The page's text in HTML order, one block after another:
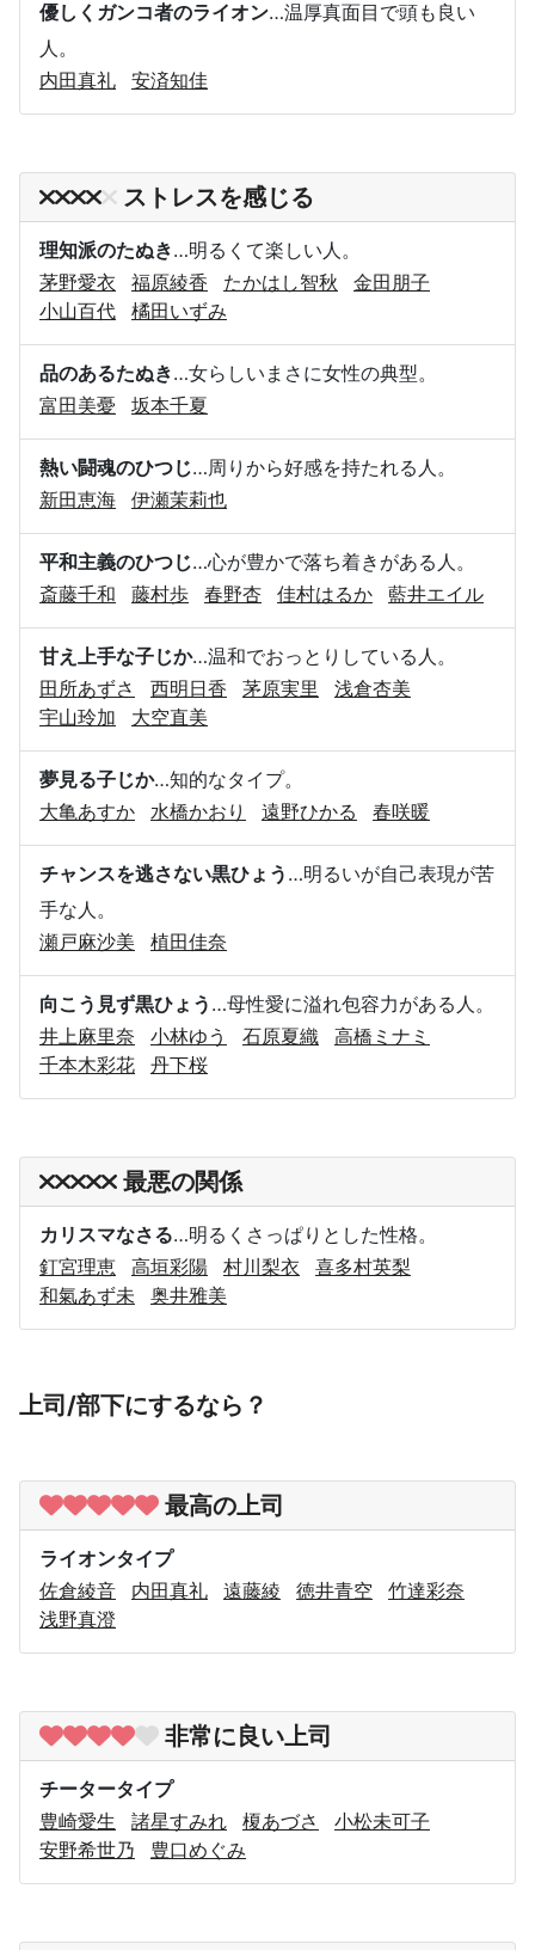
優しくガンコ者のライオン…温厚真面目で頭も良い
人。
内田真礼
安済知佳
ストレスを感じる
理知派のたぬき…明るくて楽しい人。
茅野愛衣
福原綾香 たかはし智秋
金田朋子
小山百代
橘田いずみ
品のあるたぬき…女らしいまさに女性の典型。
富田美憂
坂本千夏
熱い闘魂のひつじ…周りから好感を持たれる人。
新田恵海
伊瀬茉莉也
平和主義のひつじ…心が豊かで落ち着きがある人。
斎藤千和
藤村歩 春野杏 佳村はるか 藍井エイル
甘え上手な子じか…温和でおっとりしている人。
田所あずさ
西明日香 茅原実里
浅倉杏美
宇山玲加
大空直美
夢見る子じか…知的なタイプ。
大亀あすか
水橋かおり 遠野ひかる 春咲暖
チャンスを逃さない黒ひょう …明るいが自己表現が苦
手な人。
瀬戸麻沙美
植田佳奈
向こう見ず黒ひょう …母性愛に溢れ包容力がある人。
井上麻里奈
小林ゆう 石原夏織
高橋ミナミ
千本木彩花
丹下桜
最悪の関係
カリスマなさる…明るくさっぱりとした性格。
釘宮理恵
高垣彩陽 村川梨衣
喜多村英梨
和氣あず未
奥井雅美
上司/部下にするなら？
最高の上司
ライオンタイプ
佐倉綾音
内田真礼 遠藤綾 徳井青空
竹達彩奈
浅野真澄
非常に良い上司
チータータイプ
豊崎愛生
諸星すみれ 榎あづさ
小松未可子
安野希世乃
豊口めぐみ